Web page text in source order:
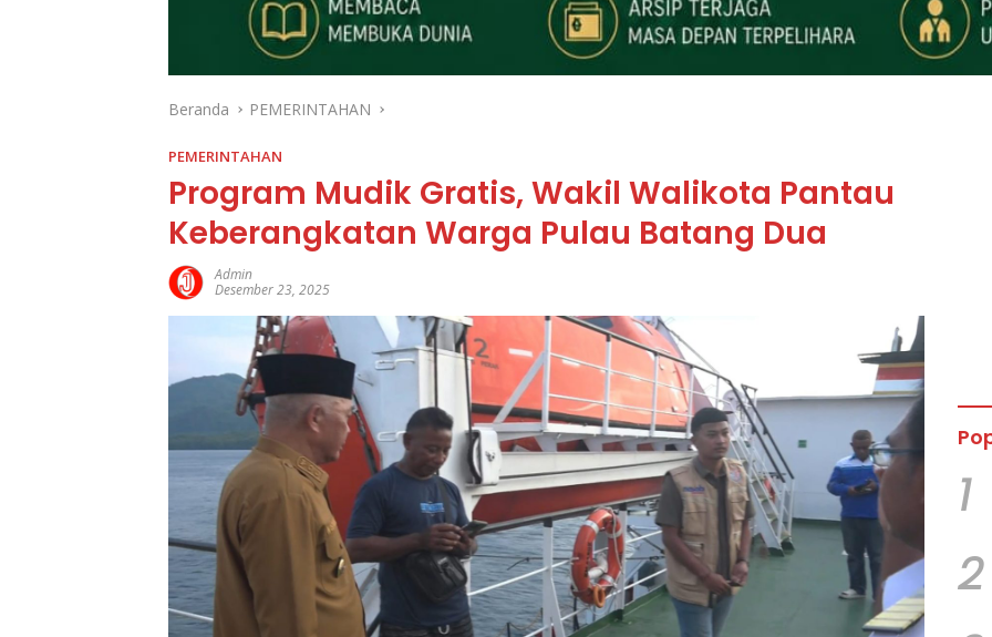
Beranda PEMERINTAHAN
PEMERINTAHAN
Program Mudik Gratis, Wakil Walikota Pantau
Keberangkatan Warga Pulau Batang Dua
Admin
Desember 23, 2025
1
2